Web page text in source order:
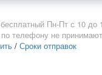
Пн-Пт с 10 до
телефону не
/ Сроки отправок